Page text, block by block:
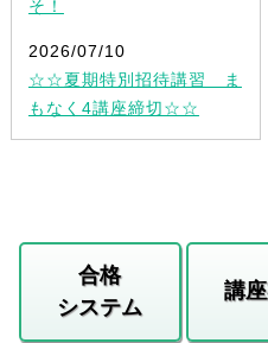
そ！
2026/07/10
☆☆夏期特別招待講習 ま
もなく4講座締切☆☆
合格
システム
講